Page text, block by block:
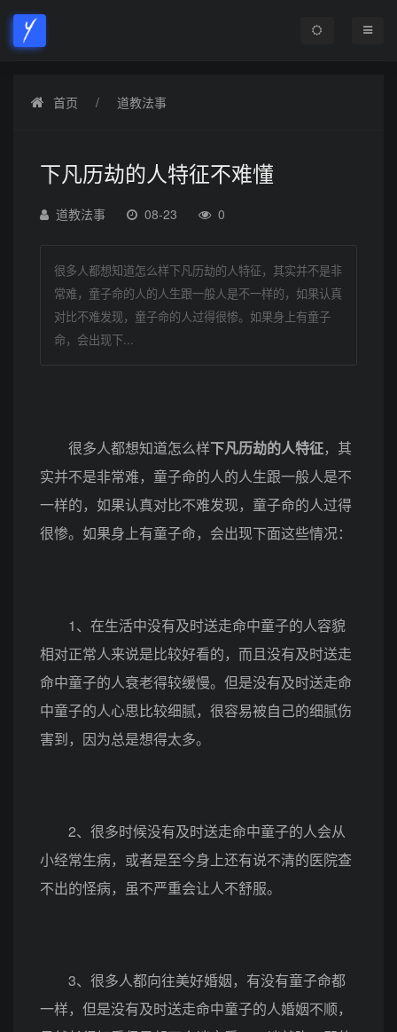
首页 道教法事
下凡历劫的人特征不难懂
道教法事 08-23 0
很多人都想知道怎么样下凡历劫的人特征，其实并不是非
常难，童子命的人的人生跟一般人是不一样的，如果认真
对比不难发现，童子命的人过得很惨。如果身上有童子
命，会出现下...
很多人都想知道怎么样下凡历劫的人特征，其
实并不是非常难，童子命的人的人生跟一般人是不
一样的，如果认真对比不难发现，童子命的人过得
很惨。如果身上有童子命，会出现下面这些情况：
1、在生活中没有及时送走命中童子的人容貌
相对正常人来说是比较好看的，而且没有及时送走
命中童子的人衰老得较缓慢。但是没有及时送走命
中童子的人心思比较细腻，很容易被自己的细腻伤
害到，因为总是想得太多。
2、很多时候没有及时送走命中童子的人会从
小经常生病，或者是至今身上还有说不清的医院查
不出的怪病，虽不严重会让人不舒服。
3、很多人都向往美好婚姻，有没有童子命都
一样，但是没有及时送走命中童子的人婚姻不顺，